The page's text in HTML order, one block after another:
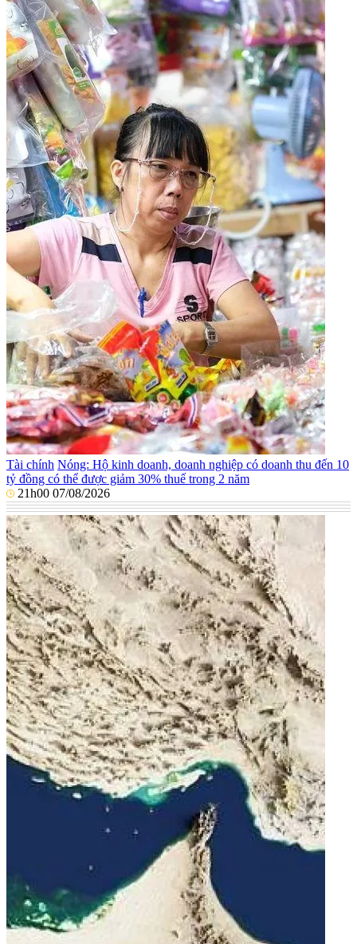
Tài chính Nóng: Hộ kinh doanh, doanh nghiệp có doanh thu đến 10
tỷ đồng có thể được giảm 30% thuế trong 2 năm
21h00 07/08/2026